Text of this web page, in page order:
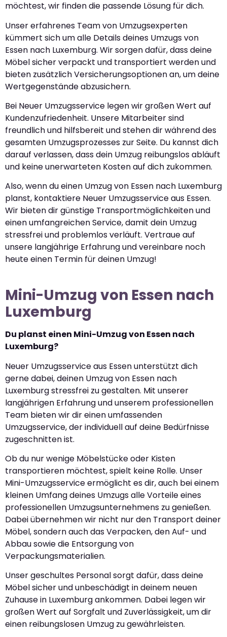
möchtest, wir finden die passende Lösung für dich.
Unser erfahrenes Team von Umzugsexperten
kümmert sich um alle Details deines Umzugs von
Essen nach Luxemburg. Wir sorgen dafür, dass deine
Möbel sicher verpackt und transportiert werden und
bieten zusätzlich Versicherungsoptionen an, um deine
Wertgegenstände abzusichern.
Bei Neuer Umzugsservice legen wir großen Wert auf
Kundenzufriedenheit. Unsere Mitarbeiter sind
freundlich und hilfsbereit und stehen dir während des
gesamten Umzugsprozesses zur Seite. Du kannst dich
darauf verlassen, dass dein Umzug reibungslos abläuft
und keine unerwarteten Kosten auf dich zukommen.
Also, wenn du einen Umzug von Essen nach Luxemburg
planst, kontaktiere Neuer Umzugsservice aus Essen.
Wir bieten dir günstige Transportmöglichkeiten und
einen umfangreichen Service, damit dein Umzug
stressfrei und problemlos verläuft. Vertraue auf
unsere langjährige Erfahrung und vereinbare noch
heute einen Termin für deinen Umzug!
Mini-Umzug von Essen nach
Luxemburg
Du planst einen Mini-Umzug von Essen nach
Luxemburg?
Neuer Umzugsservice aus Essen unterstützt dich
gerne dabei, deinen Umzug von Essen nach
Luxemburg stressfrei zu gestalten. Mit unserer
langjährigen Erfahrung und unserem professionellen
Team bieten wir dir einen umfassenden
Umzugsservice, der individuell auf deine Bedürfnisse
zugeschnitten ist.
Ob du nur wenige Möbelstücke oder Kisten
transportieren möchtest, spielt keine Rolle. Unser
Mini-Umzugsservice ermöglicht es dir, auch bei einem
kleinen Umfang deines Umzugs alle Vorteile eines
professionellen Umzugsunternehmens zu genießen.
Dabei übernehmen wir nicht nur den Transport deiner
Möbel, sondern auch das Verpacken, den Auf- und
Abbau sowie die Entsorgung von
Verpackungsmaterialien.
Unser geschultes Personal sorgt dafür, dass deine
Möbel sicher und unbeschädigt in deinem neuen
Zuhause in Luxemburg ankommen. Dabei legen wir
großen Wert auf Sorgfalt und Zuverlässigkeit, um dir
einen reibungslosen Umzug zu gewährleisten.